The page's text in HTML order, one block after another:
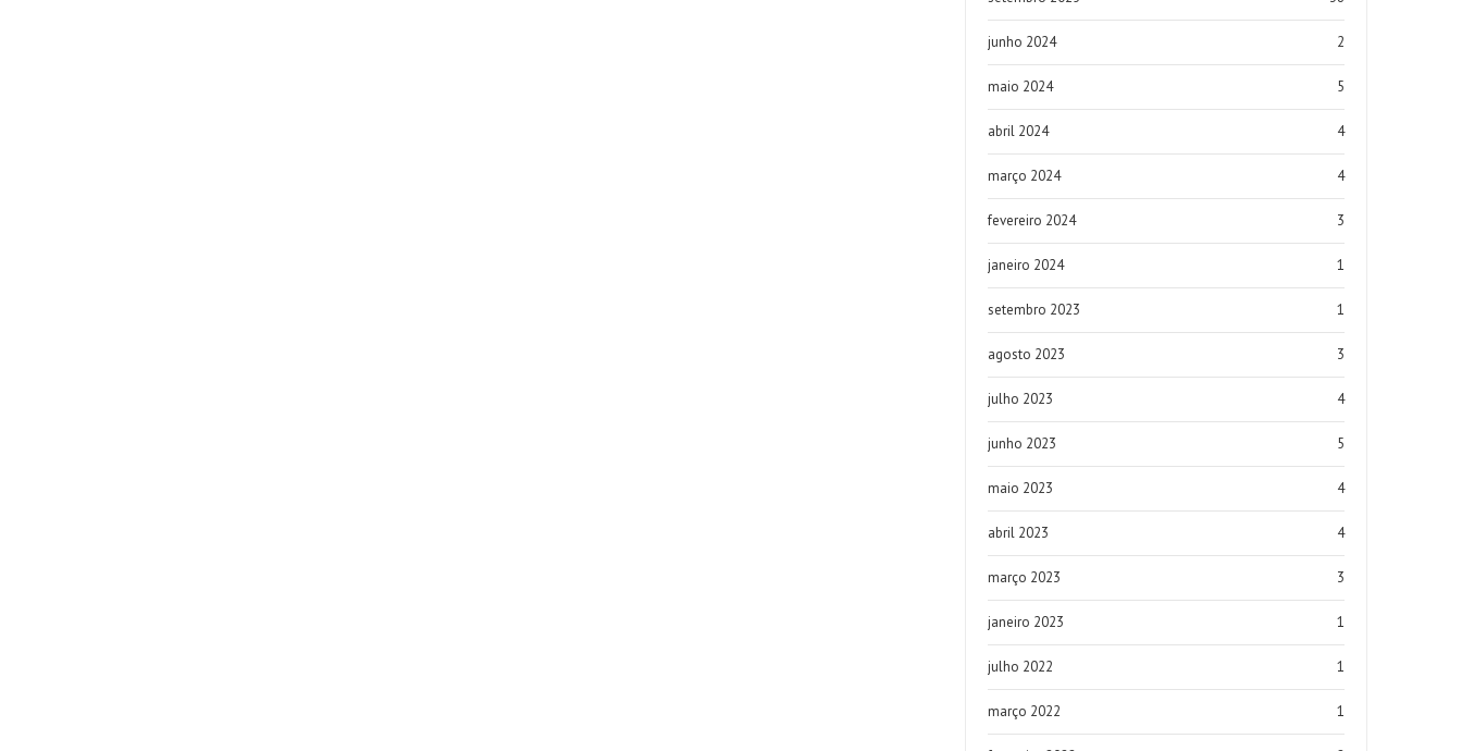
junho 2024 2
maio 2024 5
abril 2024 4
março 2024 4
fevereiro 2024 3
janeiro 2024 1
setembro 2023 1
agosto 2023 3
julho 2023 4
junho 2023 5
maio 2023 4
abril 2023 4
março 2023 3
janeiro 2023 1
julho 2022 1
março 2022 1